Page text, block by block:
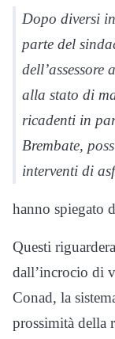
Dopo diversi
parte del
alla stato di
ricadenti in
Brembate,
interventi di
hanno spiegato
Questi
dall’incrocio di
Conad, la
prossimità della